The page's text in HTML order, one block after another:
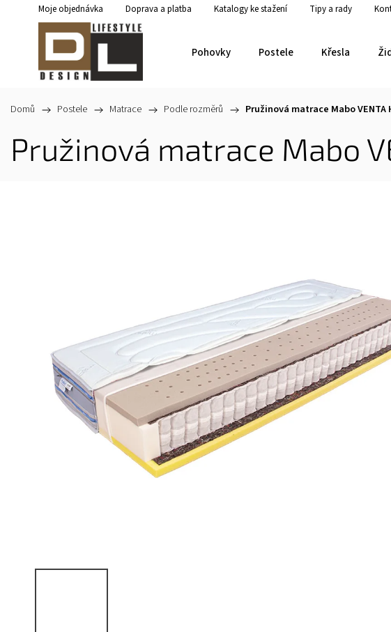
Moje objednávka Doprava a platba Katalogy ke stažení Tipy a rady
Pohovky Postele Křesla
Domů / Postele / Matrace / Podle rozměrů / Pružinová matrace Mabo VENTA
Pružinová matrace Mabo